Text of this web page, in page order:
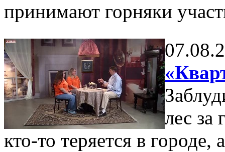
принимают горняки
лес за
кто-то теряется в